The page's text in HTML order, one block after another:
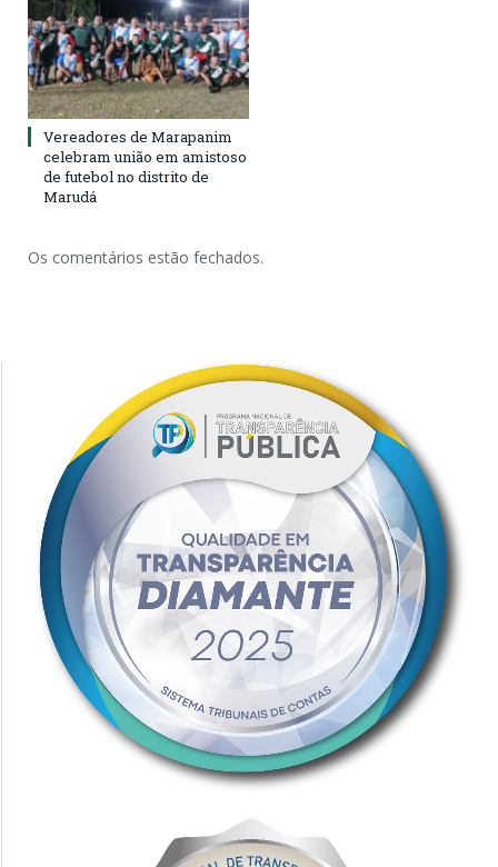
Vereadores de Marapanim
celebram união em amistoso
de futebol no distrito de
Marudá
Os comentários estão fechados.